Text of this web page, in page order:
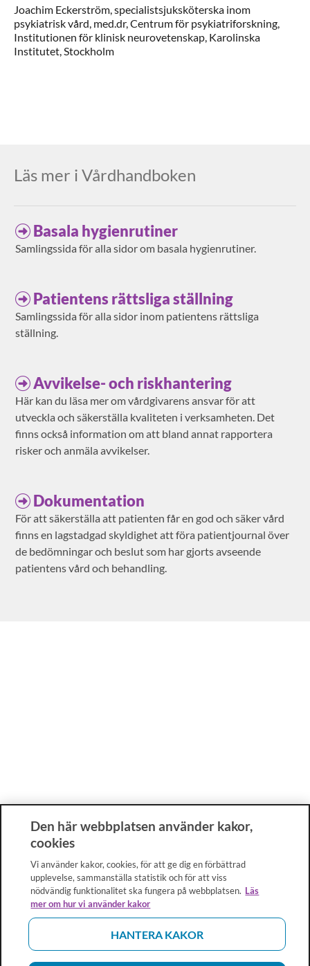
Joachim Eckerström,specialistsjuksköterska inom
psykiatrisk vård, med.dr,Centrum för psykiatriforskning,
Institutionen för klinisk neurovetenskap, Karolinska
Institutet,Stockholm
Läs mer i Vårdhandboken
Basala hygienrutiner
Samlingssida för alla sidor om basala hygienrutiner.
Patientens rättsliga ställning
Samlingssida för alla sidor inom patientens rättsliga
ställning.
Avvikelse- och riskhantering
Här kan du läsa mer om vårdgivarens ansvar för att
utveckla och säkerställa kvaliteten i verksamheten. Det
finns också information om att bland annat rapportera
risker och anmäla avvikelser.
Dokumentation
För att säkerställa att patienten får en god och säker vård
finns en lagstadgad skyldighet att föra patientjournal över
de bedömningar och beslut som har gjorts avseende
patientens vård och behandling.
Den här webbplatsen använder kakor,
cookies
Vi använder kakor, cookies, för att ge dig en förbättrad
upplevelse, sammanställa statistik och för att viss
nödvändig funktionalitet ska fungera på webbplatsen. Läs
mer om hur vi använder kakor
HANTERA KAKOR